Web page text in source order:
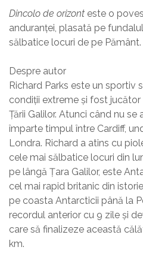
Dincolo de orizont este o
anduranței, plasată pe
sălbatice locuri de pe Pământ.
Despre autor
Richard Parks este un sportiv
condiții extreme și fost
Țării Galilor. Atunci când nu se
împarte timpul între Cardiff,
Londra. Richard a atins cu
cele mai sălbatice locuri din
pe lângă Țara Galilor, este
cel mai rapid britanic din
pe coasta Antarcticii până la
recordul anterior cu 9 zile și
care să finalizeze această
km.